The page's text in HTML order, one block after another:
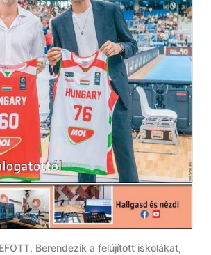
Berendezik a felújított iskolákat,